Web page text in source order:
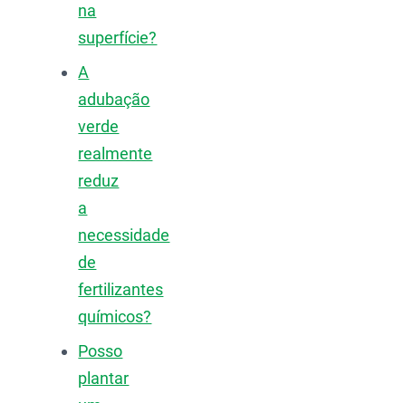
na
superfície?
A
adubação
verde
realmente
reduz
a
necessidade
de
fertilizantes
químicos?
Posso
plantar